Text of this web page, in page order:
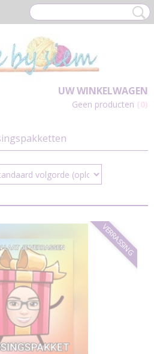
UW WINKELWAGEN
Geen producten (0)
VERRASSING